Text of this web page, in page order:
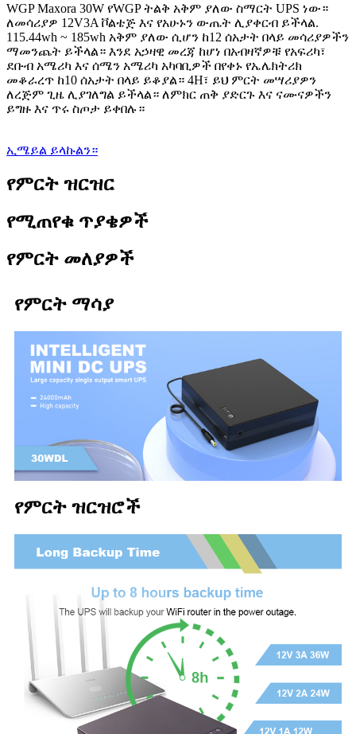
WGP Maxora 30W የWGP ትልቅ አቅም ያለው ስማርት UPS ነው።
ለመሳሪያዎ 12V3A ቮልቴጅ እና የአሁኑን ውጤት ሊያቀርብ ይችላል.
115.44wh ~ 185wh አቅም ያለው ሲሆን ከ12 ሰአታት በላይ መሳሪያዎችን
ማመንጨት ይችላል። እንደ አኃዛዊ መረጃ ከሆነ በአብዛኛዎቹ የአፍሪካ፣
ደቡብ አሜሪካ እና ሰሜን አሜሪካ አካባቢዎች በየቀኑ የኤሌክትሪክ
መቆራረጥ ከ10 ሰአታት በላይ ይቆያል። 4H፣ ይህ ምርት መሣሪያዎን
ለረጅም ጊዜ ሊያገለግል ይችላል። ለምክር ጠቅ ያድርጉ እና ናሙናዎችን
ይግዙ እና ጥሩ ስጦታ ይቀበሉ።
ኢሜይል ይላኩልን።
የምርት ዝርዝር
የሚጠየቁ ጥያቄዎች
የምርት መለያዎች
የምርት ማሳያ
የምርት ዝርዝሮች